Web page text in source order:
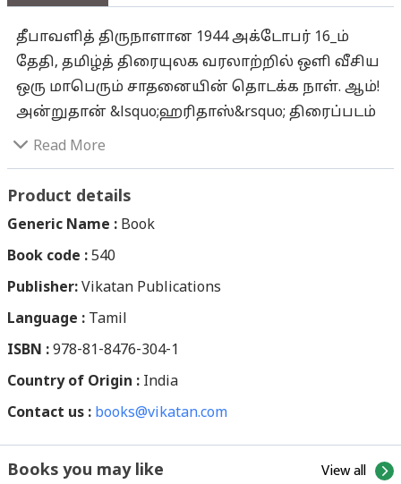
தீபாவளித் திருநாளான 1944 அக்டோபர் 16_ம்
தேதி, தமிழ்த் திரையுலக வரலாற்றில் ஒளி வீசிய
ஒரு மாபெரும் சாதனையின் தொடக்க நாள். ஆம்!
அன்றுதான் &lsquo;ஹரிதாஸ்&rsquo; திரைப்படம்
வெளியானது. தொடர்ந்து 110 வாரங்கள் ஓடியது.
மூன்று தீபாவளிகளைக் கண்ட ஒரே படம்
அனைவரையும் வியக்க வைக்கும் சாரீரத்தையும்
பெற்றிருந்த எம்.கே.தியாகராஜ பாகவதர்தான்
அந்தச் சாதனையின் கதாநாயகன். நாடகத்
&lsquo;ஏழிசை மன்னர்&rsquo; என்ற பட்டம் பெற்ற
எம்.கே.டி.பாகவதரின் வாழ்க்கைக் கதையை,
மாலதி பாலன். பாகவதருக்கு, நாடகங்கள் மீதும்
Read More
Product details
Generic Name : Book
Book code : 540
Publisher: Vikatan Publications
Language : Tamil
ISBN : 978-81-8476-304-1
Country of Origin : India
Contact us : books@vikatan.com
Books you may like View all